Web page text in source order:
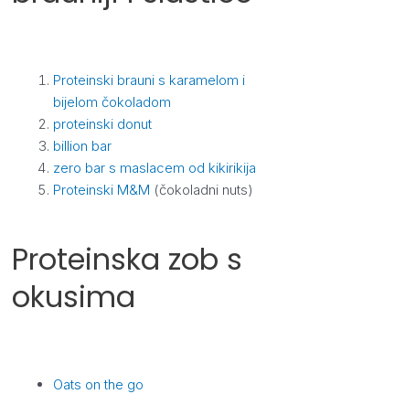
Proteinski brauni s karamelom i
bijelom čokoladom
proteinski donut
billion bar
zero bar s maslacem od kikirikija
Proteinski M&M (čokoladni nuts)
Proteinska zob s
okusima
Oats on the go